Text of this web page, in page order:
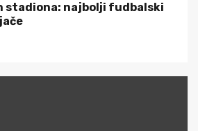
stadiona: najbolji fudbalski